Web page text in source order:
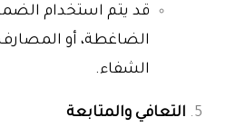
قد يتم استخدام
الضاغطة، أو
الشفاء.
التعافي والمتابعة